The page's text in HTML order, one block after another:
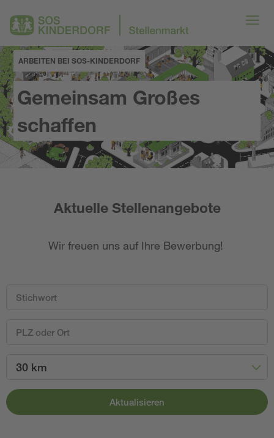
ARBEITEN BEI SOS-KINDERDORF
Gemeinsam Großes
schaffen
Aktuelle Stellenangebote
Wir freuen uns auf Ihre Bewerbung!
30 km
Aktualisieren